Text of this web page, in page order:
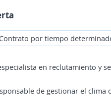
Contrato por tiempo
en reclutamiento y
de gestionar el